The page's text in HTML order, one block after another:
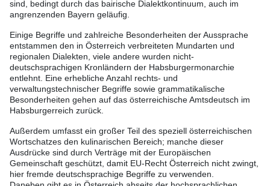
sind, bedingt durch das bairische Dialektkontinuum, auch im
angrenzenden Bayern geläufig.
Einige Begriffe und zahlreiche Besonderheiten der Aussprache
entstammen den in Österreich verbreiteten Mundarten und
regionalen Dialekten, viele andere wurden nicht-
deutschsprachigen Kronländern der Habsburgermonarchie
entlehnt. Eine erhebliche Anzahl rechts- und
verwaltungstechnischer Begriffe sowie grammatikalische
Besonderheiten gehen auf das österreichische Amtsdeutsch im
Habsburgerreich zurück.
Außerdem umfasst ein großer Teil des speziell österreichischen
Wortschatzes den kulinarischen Bereich; manche dieser
Ausdrücke sind durch Verträge mit der Europäischen
Gemeinschaft geschützt, damit EU-Recht Österreich nicht zwingt,
hier fremde deutschsprachige Begriffe zu verwenden.